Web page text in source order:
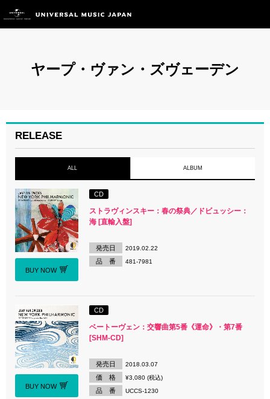
ヤープ・ヴァン・ズヴェーデン
RELEASE
ALL ALBUM
BUY NOW
CD
ストラヴィンスキー：春の祭典／ドビュッシー：
海 [直輸入盤]
発売日 2019.02.22
品 番 481-7981
BUY NOW
CD
ベートーヴェン：交響曲第5番《運命》・第7番
[SHM-CD]
発売日 2018.03.07
価 格 ¥3,080 (税込)
品 番 UCCS-1230